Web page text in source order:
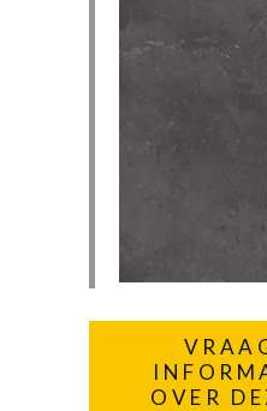
OVER